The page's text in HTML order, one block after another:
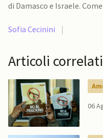
di
Sofia Cecinini |
Articoli correlati
06